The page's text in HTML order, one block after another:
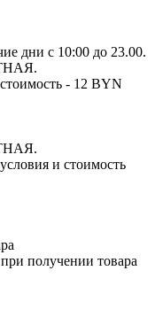
дни с 10:00 до 23.00.
- 12 BYN
и стоимость
получении товара